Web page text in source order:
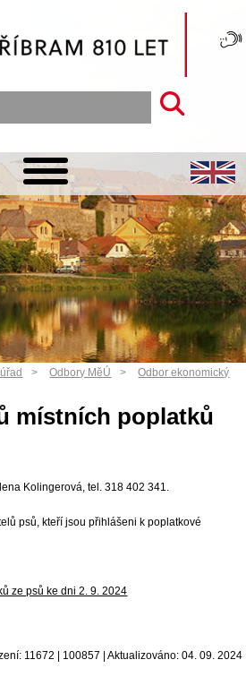
Odbory MěÚ Odbor ekonomický
místních poplatků
Kolingerová, tel. 318 402 341.
psů, kteří jsou přihlášeni k poplatkové
ze psů ke dni 2. 9. 2024
11672 | 100857 | Aktualizováno: 04. 09. 2024